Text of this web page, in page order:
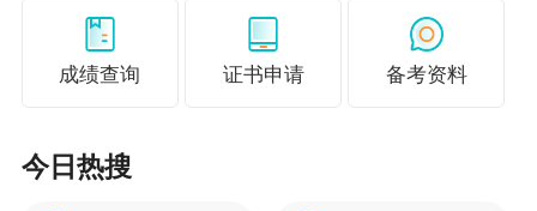
拒绝裸考，集中注意力，你我都能成为考试中的黑马！努
成绩查询 证书申请 备考资料
今日热搜